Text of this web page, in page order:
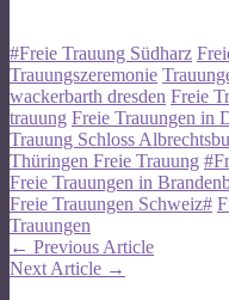
#Freie Trauung Südharz
Trauungszeremonie
wackerbarth dresden Freie
trauung Freie Trauungen in
Trauung Schloss
Thüringen Freie Trauung
Freie Trauungen in
Freie Trauungen Schweiz#
Trauungen
Post
navigation
← Previous Article
Next Article →